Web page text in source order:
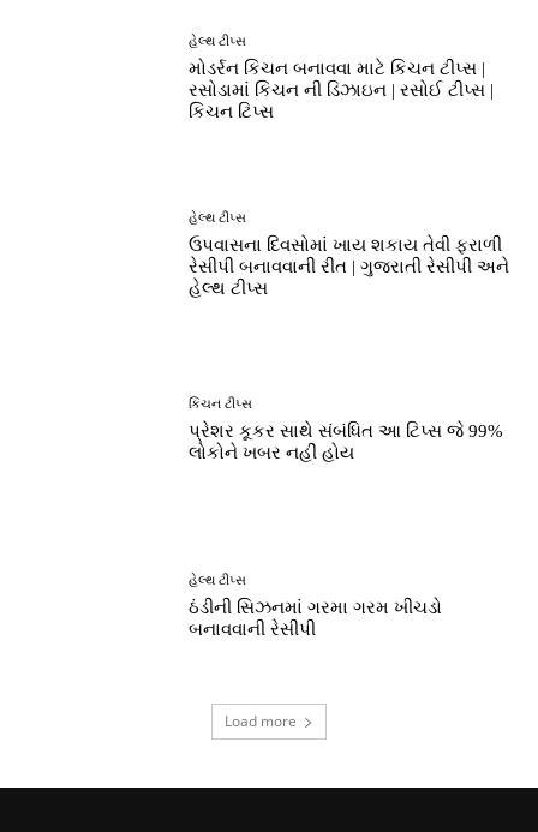
હેલ્થ ટીપ્સ
મોડર્રન કિચન બનાવવા માટે કિચન ટીપ્સ |
રસોડામાં કિચન ની ડિઝાઇન | રસોઈ ટીપ્સ |
કિચન ટિપ્સ
હેલ્થ ટીપ્સ
ઉપવાસના દિવસોમાં ખાય શકાય તેવી ફરાળી
રેસીપી બનાવવાની રીત | ગુજરાતી રેસીપી અને
હેલ્થ ટીપ્સ
કિચન ટીપ્સ
પ્રેશર કૂકર સાથે સંબંધિત આ ટિપ્સ જે 99%
લોકોને ખબર નહીં હોય
હેલ્થ ટીપ્સ
ઠંડીની સિઝનમાં ગરમા ગરમ ખીચડો
બનાવવાની રેસીપી
Load more